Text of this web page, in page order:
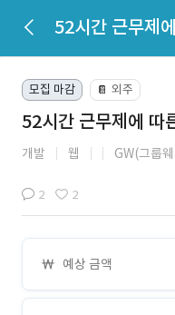
모집 마감 📔 외주
52시간 근무제에 따
개발 웹 GW(그룹
2 2
예상 금액